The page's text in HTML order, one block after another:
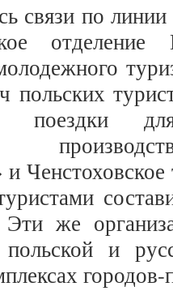
связи по
польских
поездки
и
же
и